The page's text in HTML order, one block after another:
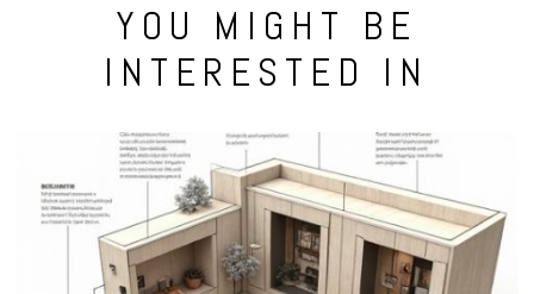
YOU MIGHT BE
INTERESTED IN